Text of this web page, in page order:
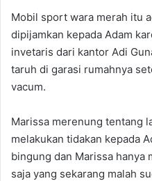
Mobil sport wara merah itu
dipijamkan kepada Adam
invetaris dari kantor Adi
taruh di garasi rumahnya
vacum.
Marissa merenung tentang
melakukan tidakan kepada
bingung dan Marissa hanya
saja yang sekarang malah